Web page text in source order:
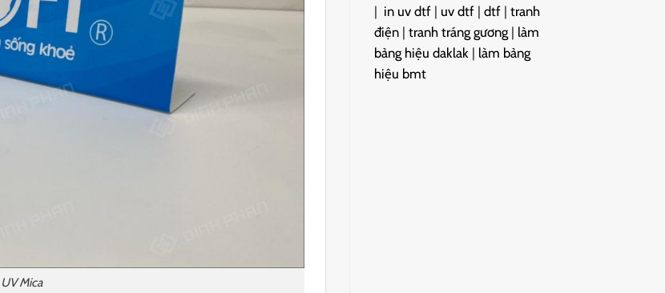
Mica
| in uv dtf| uv dtf| dtf| tranh
điện| tranh tráng gương| làm
bảng hiệu daklak| làm bảng
hiệu bmt